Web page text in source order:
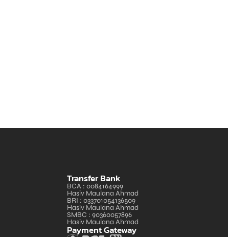
Transfer Bank
BCA : 0084164999
Hasiv Maulana Ahmad
BRI : 033701054136509
Hasiv Maulana Ahmad
SMBC : 90360057896
Hasiv Maulana Ahmad
Payment Gateway